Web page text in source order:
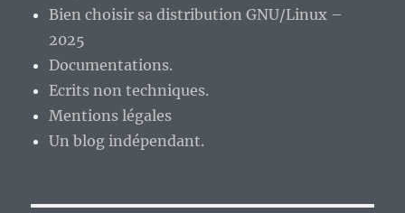
Bien choisir sa distribution GNU/Linux –
2025
Documentations.
Ecrits non techniques.
Mentions légales
Un blog indépendant.